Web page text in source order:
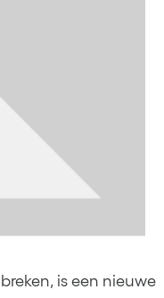
is een nieuwe